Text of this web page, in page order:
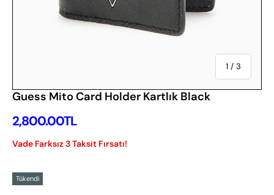
1 / Of
3
Guess Mito Card Holder Kartlık Black
İndirimsiz Fiyat
2,800.00TL
Vade Farksız 3 Taksit Fırsatı!
Tükendi